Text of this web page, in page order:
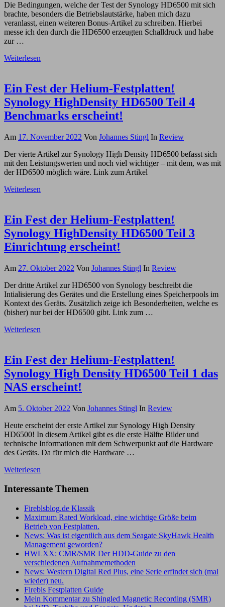
Die Bedingungen, welche der Test der Synology HD6500 mit sich
brachte, besonders die Betriebslautstärke, haben mich dazu
veranlasst, einen weiteren Bonus-Artikel zu schreiben. Hierbei
messe ich den durch die HD6500 erzeugten Schalldruck und habe
zur …
Weiterlesen
Ein Fest der Helium-Festplatten!
Synology HighDensity HD6500 Teil 4
Benchmarks erscheint!
Am 17. November 2022 Von Johannes Stingl In Review
Der vierte Artikel zur Synology High Density HD6500 befasst sich
mit den Leistungswerten und noch viel wichtiger – mit dem, was mit
der HD6500 möglich wäre. Link zum Artikel
Weiterlesen
Ein Fest der Helium-Festplatten!
Synology HighDensity HD6500 Teil 3
Einrichtung erscheint!
Am 27. Oktober 2022 Von Johannes Stingl In Review
Der dritte Artikel zur HD6500 von Synology beschreibt die
Intialisierung des Gerätes und die Erstellung eines Speicherpools im
Kontext des Geräts. Zusätzlich zeige ich Besonderheiten, welche es
(bisher) nur bei der HD6500 gibt. Link zum …
Weiterlesen
Ein Fest der Helium-Festplatten!
Synology High Density HD6500 Teil 1 das
NAS erscheint!
Am 5. Oktober 2022 Von Johannes Stingl In Review
Heute erscheint der erste Artikel zur Synology High Density
HD6500! In diesem Artikel gibt es die erste Hälfte Bilder und
technische Informationen mit dem Schwerpunkt auf die Hardware
des Geräts. Da für mich die Hardware …
Weiterlesen
Interessante Themen
Fireblsblog.de Klassik
Maximum Rated Workload, eine wichtige Größe beim
Betrieb von Festplatten.
News: Was ist eigentlich aus dem Seagate SkyHawk Health
Management geworden?
HWLXX: CMR/SMR Der HDD-Guide zu den
verschiedenen Aufnahmemethoden
News: Western Digital Red Plus, eine Serie erfindet sich (mal
wieder) neu.
Firebls Festplatten Guide
Mein Kommentar zu Shingled Magnetic Recording (SMR)